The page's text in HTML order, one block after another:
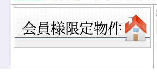
マンショ